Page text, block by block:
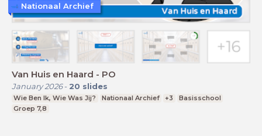
Van Huis en Haard - PO
January 2026- 20 slides
Wie Ben Ik, Wie Was Jij? Nationaal Archief +3
Basisschool
Groep 7,8
Nationaal Archief